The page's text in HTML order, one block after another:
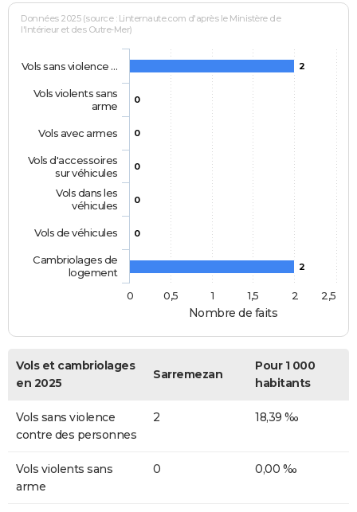
Nombre de faits
Données 2025 (source : Linternaute.com d'après le Ministère de
l'Intérieur et des Outre-Mer)
2
0
0
0
0
0
2
Vols sans violence …
Vols violents sans
arme
Vols avec armes
Vols d'accessoires
sur véhicules
Vols dans les
véhicules
Vols de véhicules
Cambriolages de
logement
0
0,5 1 1,5 2 2,5
Vols et cambriolages
en 2025
Sarremezan
Pour 1 000
habitants
Vols sans violence
contre des personnes
2 18,39 ‰
Vols violents sans
arme
0 0,00 ‰